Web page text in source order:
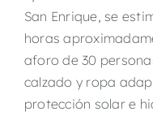
San Enrique, se
horas
aforo de 30
calzado y ropa
protección solar e